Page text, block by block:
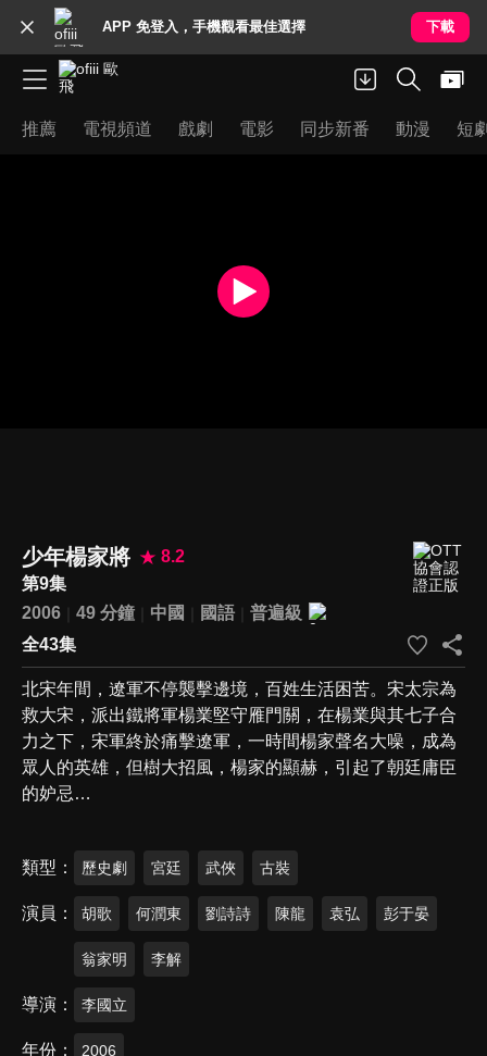
APP 免登入，手機觀看最佳選擇 下載
推薦 電視頻道 戲劇 電影 同步新番 動漫 短
少年楊家將
8.2
第9集
2006
49 分鐘 中國 國語
普遍級
全43集
北宋年間，遼軍不停襲擊邊境，百姓生活困苦。宋太宗為
救大宋，派出鐵將軍楊業堅守雁門關，在楊業與其七子合
力之下，宋軍終於痛擊遼軍，一時間楊家聲名大噪，成為
眾人的英雄，但樹大招風，楊家的顯赫，引起了朝廷庸臣
的妒忌…
類型 歷史劇 宮廷 武俠 古裝
演員 胡歌 何潤東 劉詩詩 陳龍 袁弘 彭于晏
翁家明 李解
導演 李國立
年份 2006